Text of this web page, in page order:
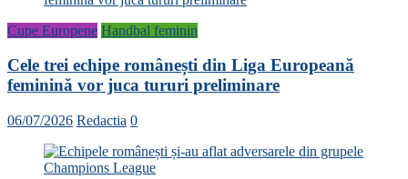
Cupe Europene Handbal feminin
Cele trei echipe românești din Liga Europeană
feminină vor juca tururi preliminare
06/07/2026 Redactia 0